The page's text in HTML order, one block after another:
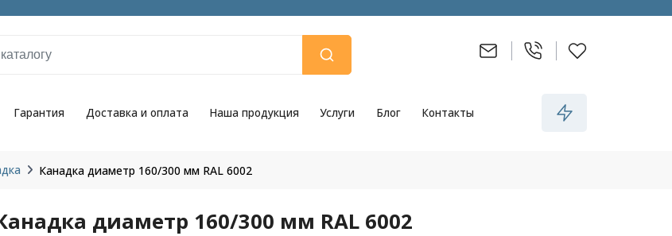
Гарантия Доставка и оплата Наша продукция Услуги Блог Контакты
Канадка диаметр 160/300 мм RAL 6002
диаметр 160/300 мм RAL 6002